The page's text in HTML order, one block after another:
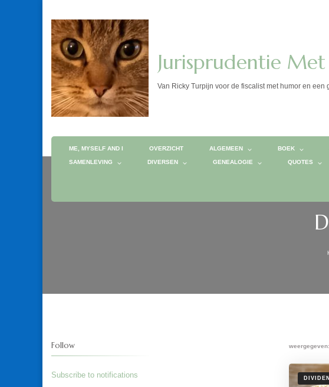
Jurisprudentie
Van Ricky Turpijn voor de fiscalist met humor en een
ME, MYSELF AND I OVERZICHT ALGEMEEN BOEK
SAMENLEVING DIVERSEN GENEALOGIE QUOTES
Follow
Subscribe to notifications